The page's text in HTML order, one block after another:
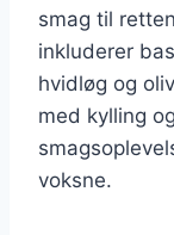
smag til
inkluderer
hvidløg og
med kylling
voksne.